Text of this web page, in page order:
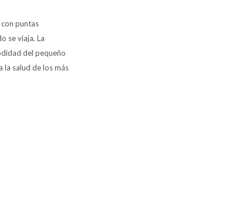
puntas
se viaja. La
del pequeño
la salud de los más